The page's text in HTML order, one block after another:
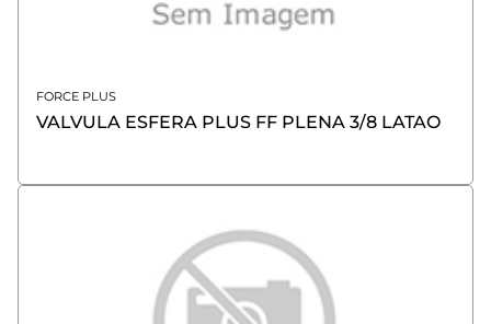
FORCE PLUS
VALVULA ESFERA PLUS FF PLENA 3/8 LATAO